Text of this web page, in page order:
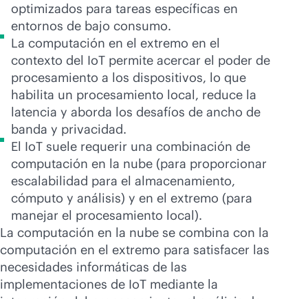
optimizados para tareas específicas en
entornos de bajo consumo.
La computación en el extremo en el
contexto del IoT permite acercar el poder de
procesamiento a los dispositivos, lo que
habilita un procesamiento local, reduce la
latencia y aborda los desafíos de ancho de
banda y privacidad.
El IoT suele requerir una combinación de
computación en la nube (para proporcionar
escalabilidad para el almacenamiento,
cómputo y análisis) y en el extremo (para
manejar el procesamiento local).
La computación en la nube se combina con la
computación en el extremo para satisfacer las
necesidades informáticas de las
implementaciones de IoT mediante la